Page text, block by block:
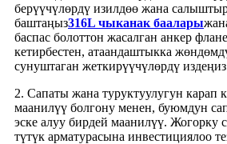
берүүчүлөрдү изилдөө жана
баштаңыз316L чыканак баалары
баспас болоттон жасалган анкер
кетирбестен, атаандаштыкка
сунуштаган жеткирүүчүлөрдү
2. Сапаты жана туруктуулугун карап
маанилүү болгону менен, буюмдун
эске алуу бирдей маанилүү. Жогорку
түтүк арматурасына инвестициялоо